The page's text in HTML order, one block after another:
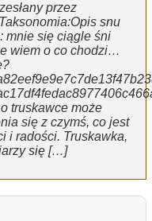
przez
snu
mnie się ciągle śni
wiem o co chodzi…
truskawce może
się z czymś, co jest
i radości. Truskawka,
się […]